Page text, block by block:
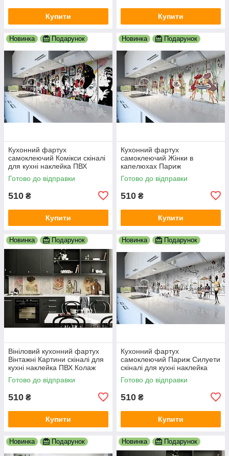
Купити Купити
Новинка Подарунок
Кухонний фартух
самоклеючий Комікси скіналі
для кухні наклейка ПВХ
малюнок люди білий
600х2000 мм
Готово до відправки
510 ₴
Купити
Новинка Подарунок
Кухонний фартух
самоклеючий Жінки в
капелюхах Париж
мальований скіналі для кухні
наклейка ПВХ беж 600х2000
Готово до відправки
510 ₴
Купити
Новинка Подарунок
Вініловий кухонний фартух
Вінтажні Картини скіналі для
кухні наклейка ПВХ Колаж
Люди Бежевий 600х2000 мм
Готово до відправки
510 ₴
Купити
Новинка Подарунок
Кухонний фартух
самоклеючий Париж Силуети
скіналі для кухні наклейка
ПВХ люди мальований
вулиця 600х2000 мм
Готово до відправки
510 ₴
Купити
Новинка Подарунок Новинка Подарунок